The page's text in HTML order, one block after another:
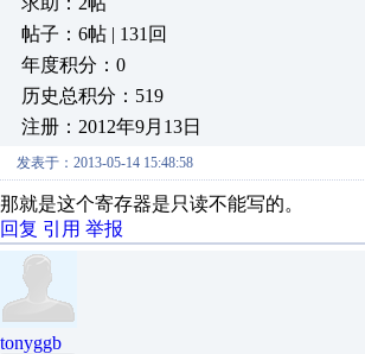
帖子：6帖 | 131回
年度积分：0
历史总积分：519
注册：2012年9月13日
发表于：2013-05-14 15:48:58
那就是这个寄存器是只读不能写的。
回复 引用 举报
tonyggb